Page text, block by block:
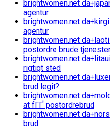
brightwomen.net
agentur
brightwomen.net
agentur
brightwomen.net
postordre brude tjenester
brightwomen.net
rigtigt sted
brightwomen.net
brud legit?
brightwomen.net
at fГҐ postordrebrud
brightwomen.net
brud